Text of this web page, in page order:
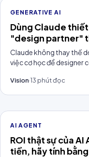
GENERATIVE AI
Dùng Claude
"design partner"
Claude không thay thế
việc cơ học để designer
ngày, và đây là workflow
Vision·13 phút đọc
AI AGENT
ROI thật sự của
tiền, hãy tính